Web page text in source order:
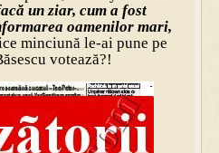
un ziar, cum a fost
oamenilor mari,
minciună le-ai pune pe
votează?!